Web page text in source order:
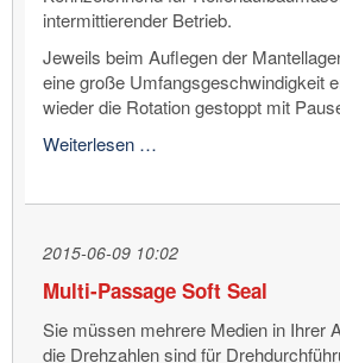
intermittierender Betrieb.
Jeweils beim Auflegen der
eine große Umfangsgeschwindigkeit
wieder die Rotation gestoppt mit
Weiterlesen …
2015-06-09 10:02
Multi-Passage Soft Seal
Sie müssen mehrere Medien in Ihrer
die Drehzahlen sind für